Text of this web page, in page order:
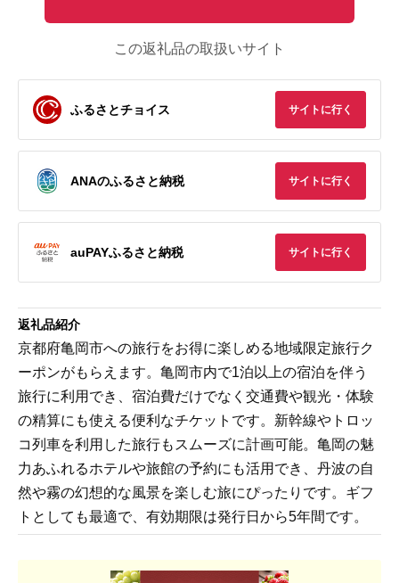
この返礼品の取扱いサイト
ふるさとチョイス サイトに行く
ANAのふるさと納税 サイトに行く
auPAYふるさと納税 サイトに行く
返礼品紹介
京都府亀岡市への旅行をお得に楽しめる地域限定旅行ク
ーポンがもらえます。亀岡市内で1泊以上の宿泊を伴う
旅行に利用でき、宿泊費だけでなく交通費や観光・体験
の精算にも使える便利なチケットです。新幹線やトロッ
コ列車を利用した旅行もスムーズに計画可能。亀岡の魅
力あふれるホテルや旅館の予約にも活用でき、丹波の自
然や霧の幻想的な風景を楽しむ旅にぴったりです。ギフ
トとしても最適で、有効期限は発行日から5年間です。